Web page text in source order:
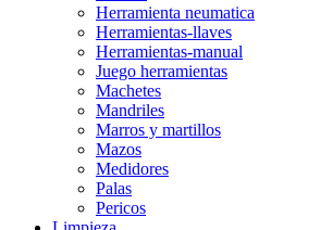
Herramienta neumatica
Herramientas-llaves
Herramientas-manual
Juego herramientas
Machetes
Mandriles
Marros y martillos
Mazos
Medidores
Palas
Pericos